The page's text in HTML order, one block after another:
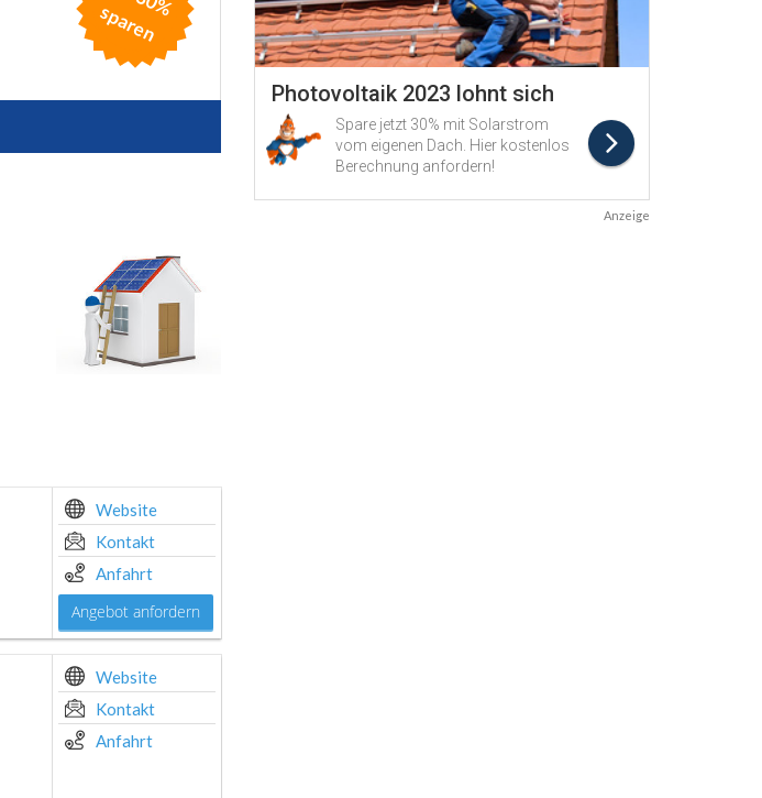
s
n
Website
Kontakt
Anfahrt
Angebot anfordern
Website
Kontakt
Anfahrt
Anzeige